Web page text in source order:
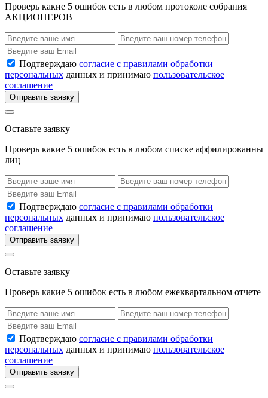
Проверь какие 5 ошибок есть в любом протоколе собрания
АКЦИОНЕРОВ
Подтверждаю согласие с правилами обработки
персональных данных и принимаю пользовательское
соглашение
Отправить заявку
Оставьте заявку
Проверь какие 5 ошибок есть в любом списке аффилированны
лиц
Подтверждаю согласие с правилами обработки
персональных данных и принимаю пользовательское
соглашение
Отправить заявку
Оставьте заявку
Проверь какие 5 ошибок есть в любом ежеквартальном отчете
Подтверждаю согласие с правилами обработки
персональных данных и принимаю пользовательское
соглашение
Отправить заявку